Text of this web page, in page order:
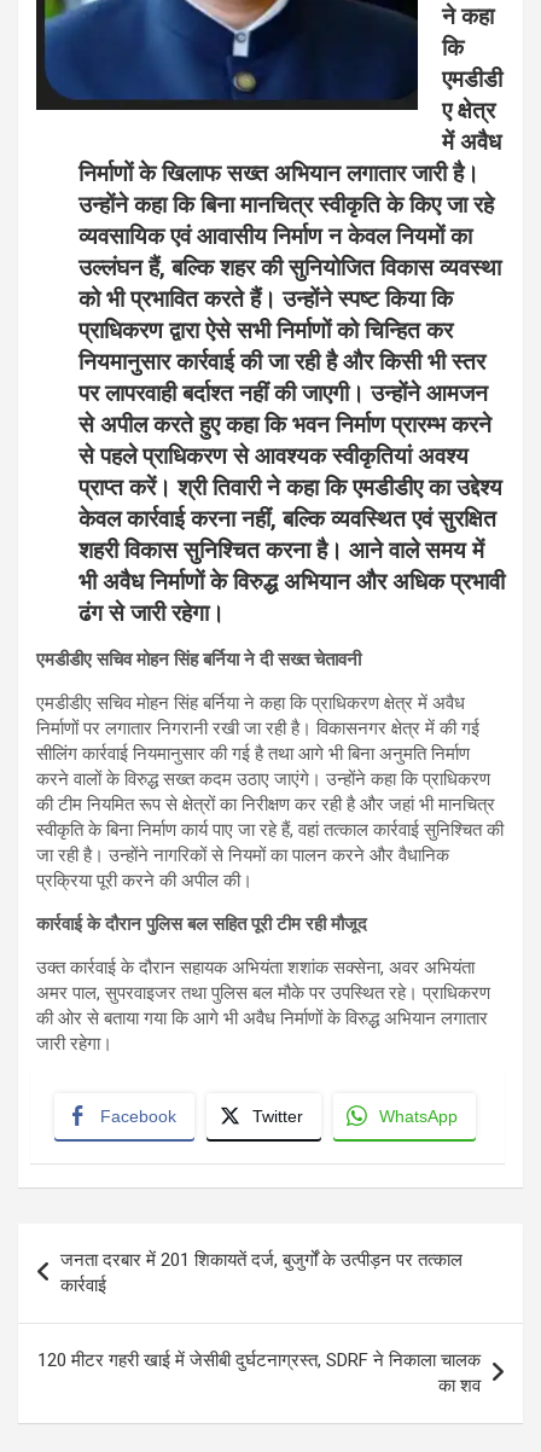
ने कहा
कि
एमडीडी
ए क्षेत्र
में अवैध
निर्माणों के खिलाफ सख्त अभियान लगातार जारी है।
उन्होंने कहा कि बिना मानचित्र स्वीकृति के किए जा रहे
व्यवसायिक एवं आवासीय निर्माण न केवल नियमों का
उल्लंघन हैं, बल्कि शहर की सुनियोजित विकास व्यवस्था
को भी प्रभावित करते हैं। उन्होंने स्पष्ट किया कि
प्राधिकरण द्वारा ऐसे सभी निर्माणों को चिन्हित कर
नियमानुसार कार्रवाई की जा रही है और किसी भी स्तर
पर लापरवाही बर्दाश्त नहीं की जाएगी। उन्होंने आमजन
से अपील करते हुए कहा कि भवन निर्माण प्रारम्भ करने
से पहले प्राधिकरण से आवश्यक स्वीकृतियां अवश्य
प्राप्त करें। श्री तिवारी ने कहा कि एमडीडीए का उद्देश्य
केवल कार्रवाई करना नहीं, बल्कि व्यवस्थित एवं सुरक्षित
शहरी विकास सुनिश्चित करना है। आने वाले समय में
भी अवैध निर्माणों के विरुद्ध अभियान और अधिक प्रभावी
ढंग से जारी रहेगा।
एमडीडीए सचिव मोहन सिंह बर्निया ने दी सख्त चेतावनी
एमडीडीए सचिव मोहन सिंह बर्निया ने कहा कि प्राधिकरण क्षेत्र में अवैध
निर्माणों पर लगातार निगरानी रखी जा रही है। विकासनगर क्षेत्र में की गई
सीलिंग कार्रवाई नियमानुसार की गई है तथा आगे भी बिना अनुमति निर्माण
करने वालों के विरुद्ध सख्त कदम उठाए जाएंगे। उन्होंने कहा कि प्राधिकरण
की टीम नियमित रूप से क्षेत्रों का निरीक्षण कर रही है और जहां भी मानचित्र
स्वीकृति के बिना निर्माण कार्य पाए जा रहे हैं, वहां तत्काल कार्रवाई सुनिश्चित की
जा रही है। उन्होंने नागरिकों से नियमों का पालन करने और वैधानिक
प्रक्रिया पूरी करने की अपील की।
कार्रवाई के दौरान पुलिस बल सहित पूरी टीम रही मौजूद
उक्त कार्रवाई के दौरान सहायक अभियंता शशांक सक्सेना, अवर अभियंता
अमर पाल, सुपरवाइजर तथा पुलिस बल मौके पर उपस्थित रहे। प्राधिकरण
की ओर से बताया गया कि आगे भी अवैध निर्माणों के विरुद्ध अभियान लगातार
जारी रहेगा।
Facebook Twitter WhatsApp
navigation
जनता दरबार में 201 शिकायतें दर्ज, बुजुर्गों के उत्पीड़न पर तत्काल
कार्रवाई
120 मीटर गहरी खाई में जेसीबी दुर्घटनाग्रस्त, SDRF ने निकाला चालक
का शव